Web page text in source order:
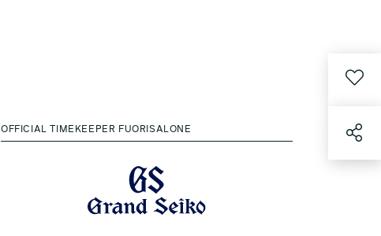
OFFICIAL TIMEKEEPER FUORISALONE